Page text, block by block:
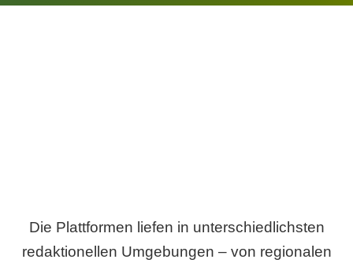
Die Plattformen liefen in unterschiedlichsten
redaktionellen Umgebungen – von regionalen